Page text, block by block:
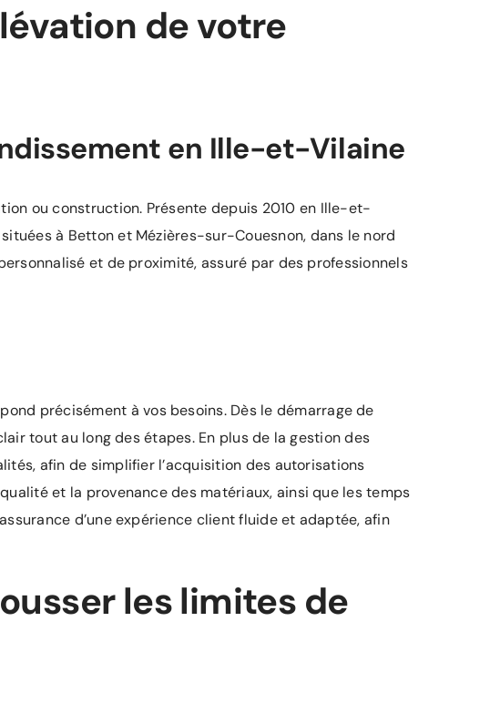
de votre
en Ille-et-Vilaine
ou construction. Présente depuis 2010 en Ille-et-
à Betton et Mézières-sur-Couesnon, dans le nord
et de proximité, assuré par des professionnels
précisément à vos besoins. Dès le démarrage de
tout au long des étapes. En plus de la gestion des
afin de simplifier l’acquisition des autorisations
et la provenance des matériaux, ainsi que les temps
d’une expérience client fluide et adaptée, afin
les limites de